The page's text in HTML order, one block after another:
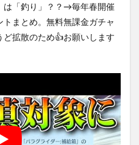
は「釣り」？？→毎年春開催
まとめ。無料無課金ガチャ
ど拡散のため👍お願いします